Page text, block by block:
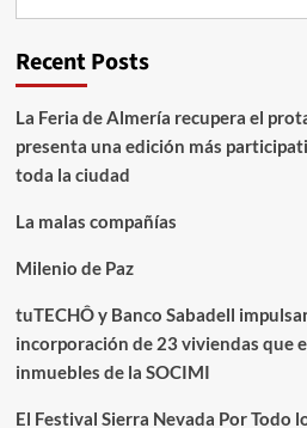
Recent Posts
La Feria de Almería recupera el
presenta una edición más
toda la ciudad
La malas compañías
Milenio de Paz
tuTECHÔ y Banco Sabadell
incorporación de 23 viviendas que
inmuebles de la SOCIMI
El Festival Sierra Nevada Por Todo